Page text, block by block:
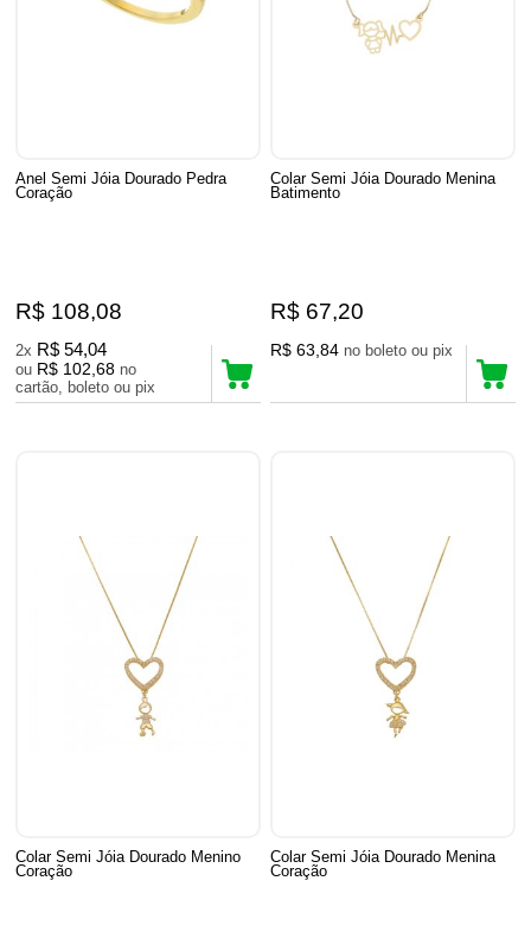
Anel Semi Jóia Dourado Pedra
Coração
R$ 108,08
2x R$ 54,04
ou R$ 102,68 no
cartão, boleto ou pix
Colar Semi Jóia Dourado Menina
Batimento
R$ 67,20
R$ 63,84 no boleto ou pix
Colar Semi Jóia Dourado Menino
Coração
Colar Semi Jóia Dourado Menina
Coração